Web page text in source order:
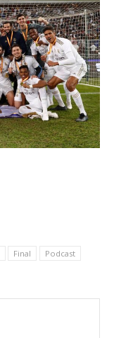
Final
Podcast